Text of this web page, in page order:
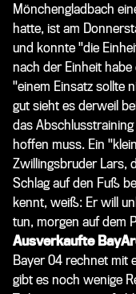
Mönchengladbach
hatte, ist am
und konnte "die
nach der Einheit
"einem Einsatz sollte
gut sieht es derweil
das
hoffen muss. Ein
Zwillingsbruder Lars,
Schlag auf den Fuß
kennt, weiß: Er will
tun, morgen auf dem
Ausverkaufte
Bayer 04 rechnet mit
gibt es noch wenige